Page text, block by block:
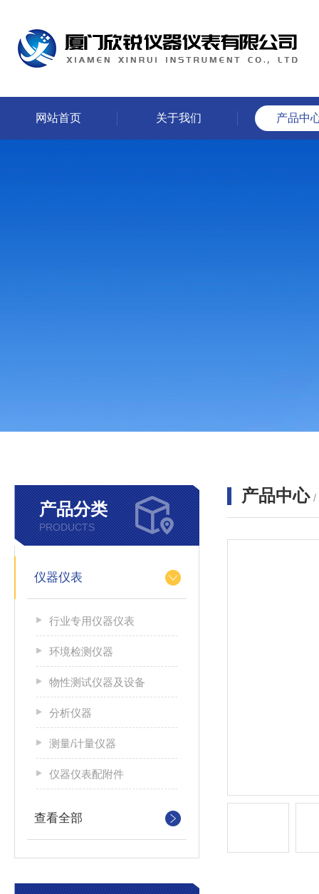
网站首页 关于我们 产品中
产品分类
PRODUCTS
仪器仪表
行业专用仪器仪表
环境检测仪器
物性测试仪器及设备
分析仪器
测量/计量仪器
仪器仪表配附件
查看全部
产品中心 /